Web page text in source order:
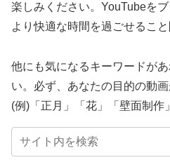
楽しみください。YouTubeを
より快適な時間を過ごせること
他にも気になるキーワードが
い。必ず、あなたの目的の
(例)「正月」「花」「壁面制作